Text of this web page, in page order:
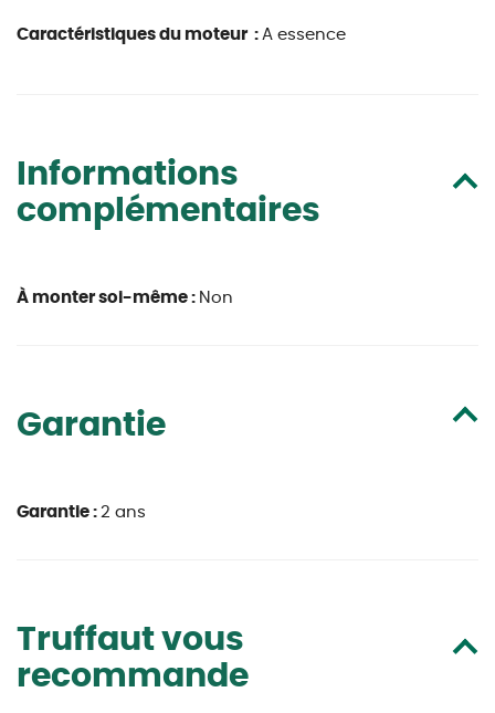
Caractéristiques du moteur : A essence
Informations
complémentaires
À monter soi-même : Non
Garantie
Garantie : 2 ans
Truffaut vous
recommande